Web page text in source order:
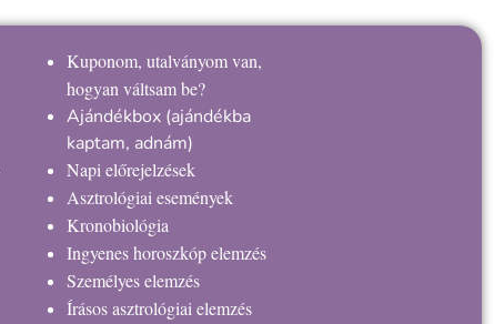
Kuponom, utalványom van,
hogyan váltsam be?
Ajándékbox (ajándékba
kaptam, adnám)
Napi előrejelzések
Asztrológiai események
Kronobiológia
Ingyenes horoszkóp elemzés
Személyes elemzés
Írásos asztrológiai elemzés